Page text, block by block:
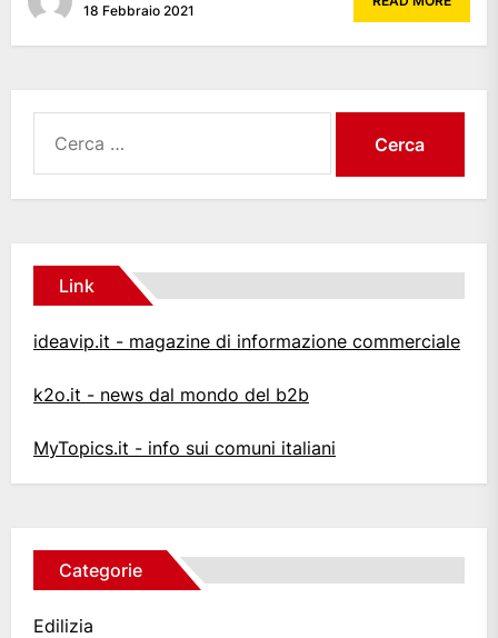
18 Febbraio 2021
per:
Link
ideavip.it - magazine di informazione commerciale
k2o.it - news dal mondo del b2b
MyTopics.it - info sui comuni italiani
Categorie
Edilizia